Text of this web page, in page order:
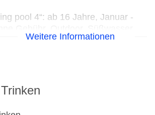
pool 4“: ab 16 Jahre, Januar -
Gebühr, Sonnenschirme: ohne
englisch
WiFi, im gesamten Hotel
Gebühr
Weitere Informationen